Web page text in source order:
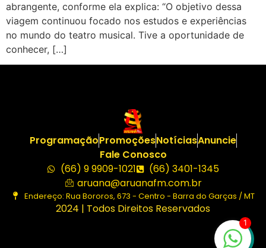
abrangente, conforme ela explica: “O objetivo dessa
viagem continuou focado nos estudos e experiências
no mundo do teatro musical. Tive a oportunidade de
conhecer, […]
ProgramaçãoPromoçõesNotíciasAnuncie
Fale Conosco
(66) 9 9909-1021
(66) 3401-1345
aruana@aruanafm.com.br
Endereço: Rua Bororos, 673 - Centro - Barra do Garças / MT
2024 | Todos Direitos Reservados
1